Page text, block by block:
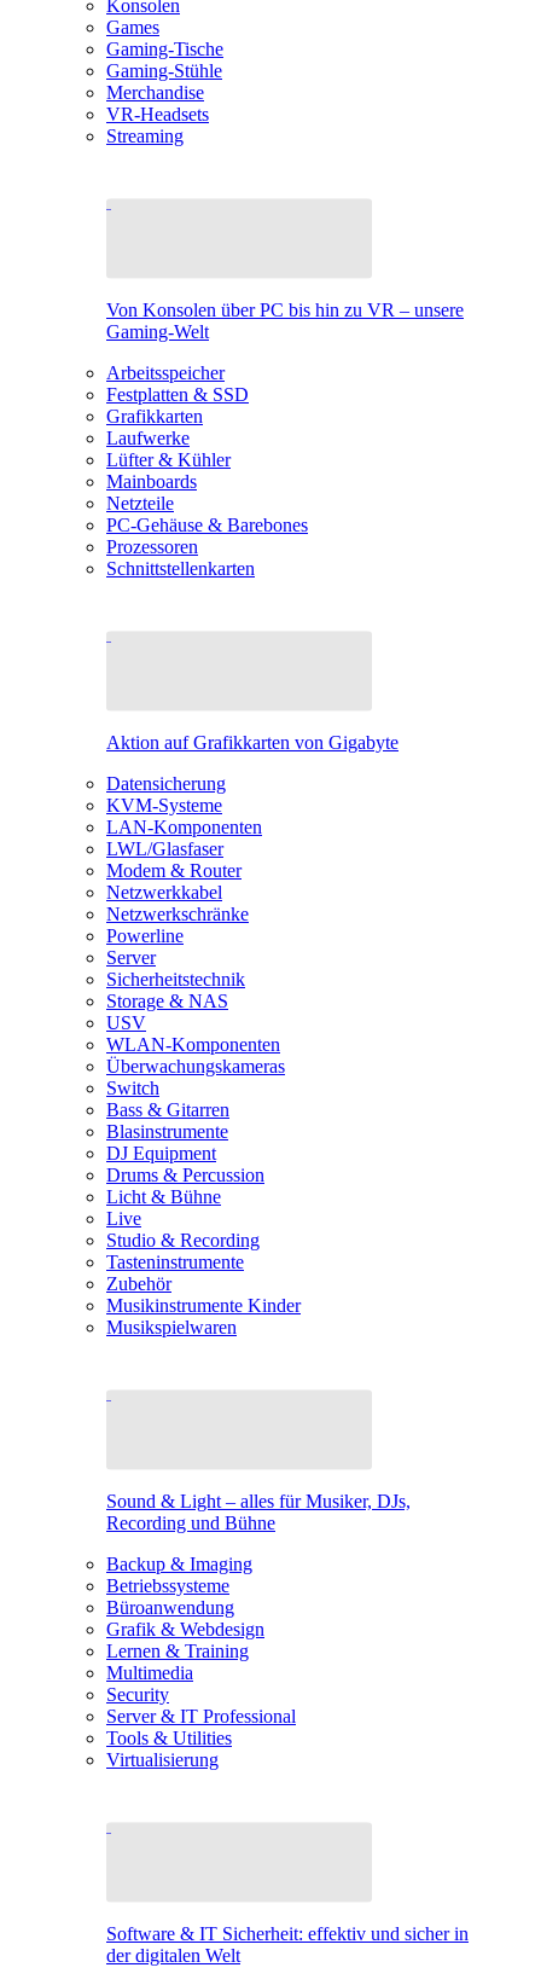
Konsolen
Games
Gaming-Tische
Gaming-Stühle
Merchandise
VR-Headsets
Streaming
Von Konsolen über PC bis hin zu VR – unsere
Gaming-Welt
Arbeitsspeicher
Festplatten & SSD
Grafikkarten
Laufwerke
Lüfter & Kühler
Mainboards
Netzteile
PC-Gehäuse & Barebones
Prozessoren
Schnittstellenkarten
Aktion auf Grafikkarten von Gigabyte
Datensicherung
KVM-Systeme
LAN-Komponenten
LWL/Glasfaser
Modem & Router
Netzwerkkabel
Netzwerkschränke
Powerline
Server
Sicherheitstechnik
Storage & NAS
USV
WLAN-Komponenten
Überwachungskameras
Switch
Bass & Gitarren
Blasinstrumente
DJ Equipment
Drums & Percussion
Licht & Bühne
Live
Studio & Recording
Tasteninstrumente
Zubehör
Musikinstrumente Kinder
Musikspielwaren
Sound & Light – alles für Musiker, DJs,
Recording und Bühne
Backup & Imaging
Betriebssysteme
Büroanwendung
Grafik & Webdesign
Lernen & Training
Multimedia
Security
Server & IT Professional
Tools & Utilities
Virtualisierung
Software & IT Sicherheit: effektiv und sicher in
der digitalen Welt